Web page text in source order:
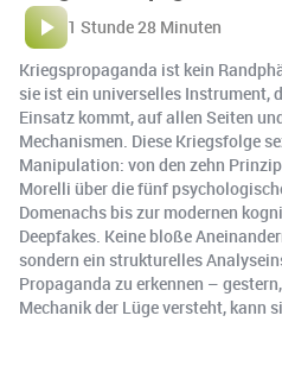
1 Stunde 28 Minuten
Kriegspropaganda ist kein
sie ist ein universelles Instrument,
Einsatz kommt, auf allen Seiten
Mechanismen. Diese Kriegsfolge
Manipulation: von den zehn
Morelli über die fünf
Domenachs bis zur modernen
Deepfakes. Keine bloße
sondern ein strukturelles
Propaganda zu erkennen –
Mechanik der Lüge versteht, kann